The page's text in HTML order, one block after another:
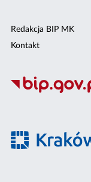
Redakcja BIP MK
Kontakt